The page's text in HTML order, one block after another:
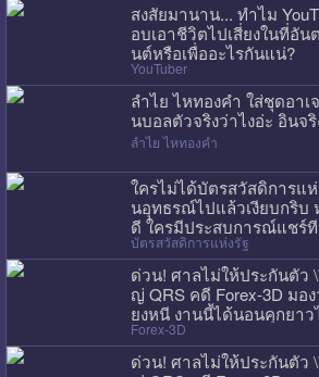
สงสัยมานาน... ทำไม
อบเอาชีวิตไปเสี่ยงในที่อัน
นต์หรือเพื่ออะไรกันแน่?
YouTuber
ลำไย ไหทองคำ ใส่ชุดอา
นบอลตัวจริงว่าไงอ่ะ อินจ
ลำไย ไหทองคำ
ใครไม่ได้บัตรสวัสดิการแ
นอุทธรณ์ไปแล้วเงียบกริบ
ดี ใครมีประสบการณ์แชร์
บัตรสวัสดิการแห่งรัฐ
ด่วน! ศาลไม่ให้ประกันตัว
ญ่ QRS คดี Forex-3D มอ
ยงหนี งานนี้ได้นอนคุกยาว
Forex-3D
ด่วน! ศาลไม่ให้ประกันตัว